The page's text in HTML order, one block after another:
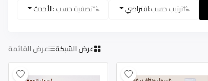
ترتيب حسب:افتراضي تصفية حسب :الأحدث
عرض الشبكة عرض القائمة